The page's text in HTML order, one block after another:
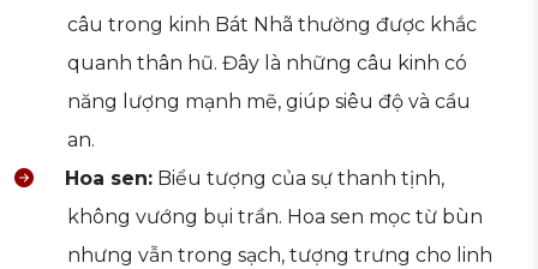
câu trong kinh Bát Nhã thường được khắc
quanh thân hũ. Đây là những câu kinh có
năng lượng mạnh mẽ, giúp siêu độ và cầu
an.
Hoa sen: Biểu tượng của sự thanh tịnh,
không vướng bụi trần. Hoa sen mọc từ bùn
nhưng vẫn trong sạch, tượng trưng cho linh